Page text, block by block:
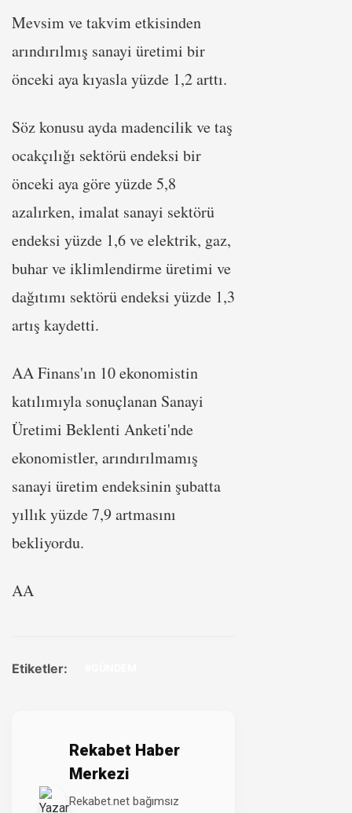
Mevsim ve takvim etkisinden
arındırılmış sanayi üretimi bir
önceki aya kıyasla yüzde 1,2 arttı.
Söz konusu ayda madencilik ve taş
ocakçılığı sektörü endeksi bir
önceki aya göre yüzde 5,8
azalırken, imalat sanayi sektörü
endeksi yüzde 1,6 ve elektrik, gaz,
buhar ve iklimlendirme üretimi ve
dağıtımı sektörü endeksi yüzde 1,3
artış kaydetti.
AA Finans'ın 10 ekonomistin
katılımıyla sonuçlanan Sanayi
Üretimi Beklenti Anketi'nde
ekonomistler, arındırılmamış
sanayi üretim endeksinin şubatta
yıllık yüzde 7,9 artmasını
bekliyordu.
AA
Etiketler:
Rekabet Haber
Merkezi
Rekabet.net bağımsız